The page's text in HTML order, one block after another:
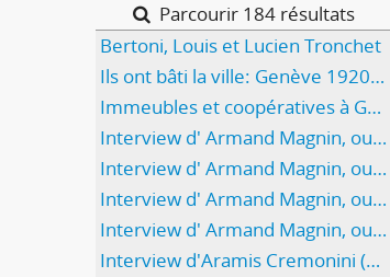
Parcourir 184 résultats
Bertoni, Louis et Lucien Tronchet
Ils ont bâti la ville: Genève 1920-1940: Ouvriers et artisans racontent
Immeubles et coopératives à Genève
Interview d' Armand Magnin, ouvrier, puis journaliste, militant du Parti du travail (1ère partie/4)
Interview d' Armand Magnin, ouvrier, puis journaliste, militant du Parti du travail (2e partie/4)
Interview d' Armand Magnin, ouvrier, puis journaliste, militant du Parti du travail (3e partie/4)
Interview d' Armand Magnin, ouvrier, puis journaliste, militant du Parti du travail (4e partie/4)
Interview d'Aramis Cremonini (1ère partie/2)